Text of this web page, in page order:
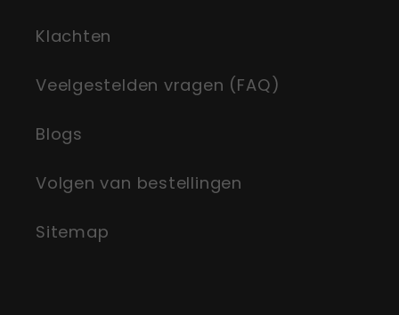
Klachten
Veelgestelden vragen (FAQ)
Blogs
Volgen van bestellingen
Sitemap